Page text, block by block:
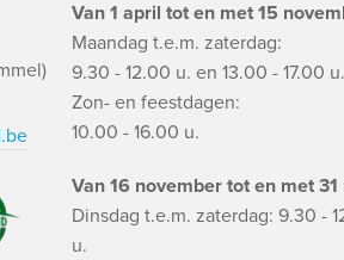
Van 1 april tot en met 15
Maandag t.e.m. zaterdag:
9.30 - 12.00 u. en 13.00 - 17.00 u.
Zon- en feestdagen:
10.00 - 16.00 u.
Van 16 november tot en met
Dinsdag t.e.m. zaterdag: 9.30 -
u.